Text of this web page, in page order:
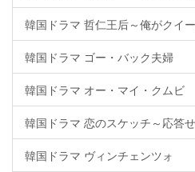
韓国ドラマ 哲仁王后～俺がクイ
韓国ドラマ ゴー・バック夫婦
韓国ドラマ オー・マイ・クムビ
韓国ドラマ 恋のスケッチ～応答
韓国ドラマ ヴィンチェンツォ